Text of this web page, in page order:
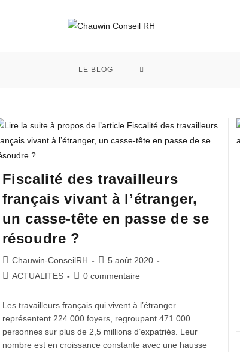
LE BLOG
Fiscalité des travailleurs
français vivant à l’étranger,
un casse-tête en passe de se
résoudre ?
Chauwin-ConseilRH
5 août 2020
ACTUALITES
0 commentaire
Les travailleurs français qui vivent à l’étranger
représentent 224.000 foyers, regroupant 471.000
personnes sur plus de 2,5 millions d’expatriés. Leur
nombre est en croissance constante avec une hausse